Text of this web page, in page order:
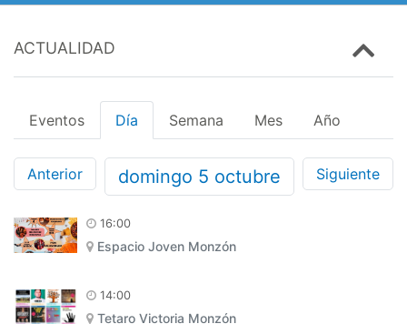
ACTUALIDAD
Eventos Día Semana Mes Año
Anterior domingo 5 octubre Siguiente
16:00
Espacio Joven Monzón
14:00
Tetaro Victoria Monzón